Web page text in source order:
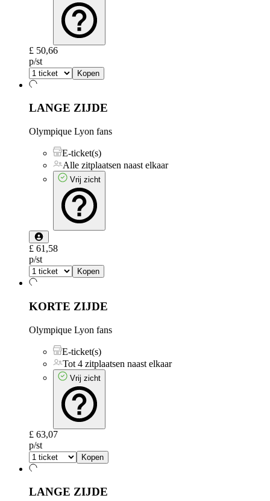
£ 50,66
p/st
Kopen
LANGE ZIJDE
Olympique Lyon fans
E-ticket(s)
Alle zitplaatsen naast elkaar
Vrij zicht
£ 61,58
p/st
Kopen
KORTE ZIJDE
Olympique Lyon fans
E-ticket(s)
Tot 4 zitplaatsen naast elkaar
Vrij zicht
£ 63,07
p/st
Kopen
LANGE ZIJDE